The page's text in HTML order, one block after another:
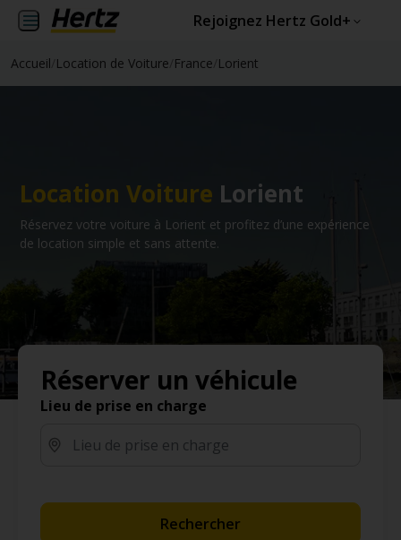
Rejoignez Hertz Gold+
Accueil Location de Voiture France Lorient
Location Voiture Lorient
Réservez votre voiture à Lorient et profitez d’une expérience
de location simple et sans attente.
Réserver un véhicule
Lieu de prise en charge
Rechercher